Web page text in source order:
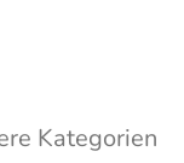
Kategorien